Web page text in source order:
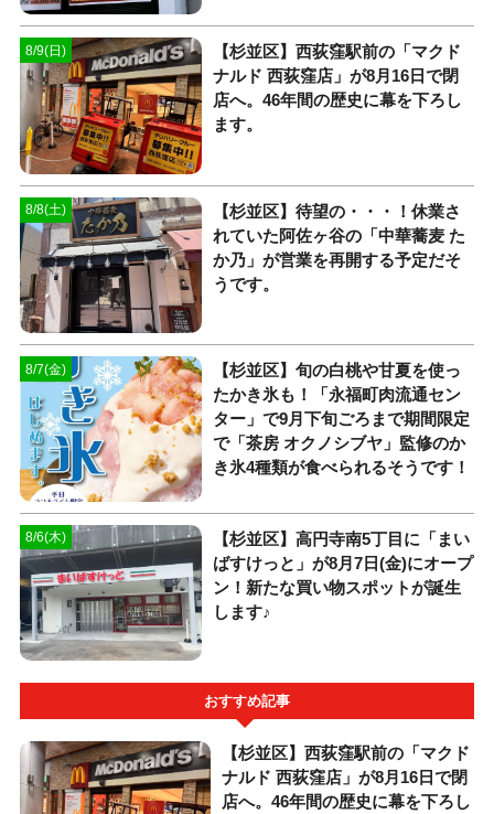
8/9(日)
【杉並区】西荻窪駅前の「マクド
ナルド 西荻窪店」が8月16日で閉
店へ。46年間の歴史に幕を下ろし
ます。
8/8(土)
【杉並区】待望の・・・！休業さ
れていた阿佐ヶ谷の「中華蕎麦 た
か乃」が営業を再開する予定だそ
うです。
8/7(金)
【杉並区】旬の白桃や甘夏を使っ
たかき氷も！「永福町肉流通セン
ター」で9月下旬ごろまで期間限定
で「茶房 オクノシブヤ」監修のか
き氷4種類が食べられるそうです！
8/6(木)
【杉並区】高円寺南5丁目に「まい
ばすけっと」が8月7日(金)にオープ
ン！新たな買い物スポットが誕生
します♪
おすすめ記事
【杉並区】西荻窪駅前の「マクド
ナルド 西荻窪店」が8月16日で閉
店へ。46年間の歴史に幕を下ろし